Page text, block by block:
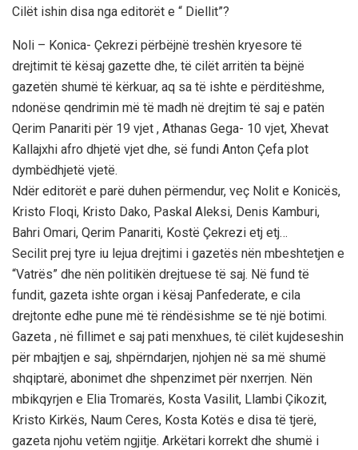
Cilët ishin disa nga editorët e “ Diellit”?
Noli – Konica- Çekrezi përbëjnë treshën kryesore të
drejtimit të kësaj gazette dhe, të cilët arritën ta bëjnë
gazetën shumë të kërkuar, aq sa të ishte e përditëshme,
ndonëse qendrimin më të madh në drejtim të saj e patën
Qerim Panariti për 19 vjet , Athanas Gega- 10 vjet, Xhevat
Kallajxhi afro dhjetë vjet dhe, së fundi Anton Çefa plot
dymbëdhjetë vjetë.
Ndër editorët e parë duhen përmendur, veç Nolit e Konicës,
Kristo Floqi, Kristo Dako, Paskal Aleksi, Denis Kamburi,
Bahri Omari, Qerim Panariti, Kostë Çekrezi etj etj…
Secilit prej tyre iu lejua drejtimi i gazetës nën mbeshtetjen e
“Vatrës” dhe nën politikën drejtuese të saj. Në fund të
fundit, gazeta ishte organ i kësaj Panfederate, e cila
drejtonte edhe pune më të rëndësishme se të një botimi.
Gazeta , në fillimet e saj pati menxhues, të cilët kujdeseshin
për mbajtjen e saj, shpërndarjen, njohjen në sa më shumë
shqiptarë, abonimet dhe shpenzimet për nxerrjen. Nën
mbikqyrjen e Elia Tromarës, Kosta Vasilit, Llambi Çikozit,
Kristo Kirkës, Naum Ceres, Kosta Kotës e disa të tjerë,
gazeta njohu vetëm ngjitje. Arkëtari korrekt dhe shumë i